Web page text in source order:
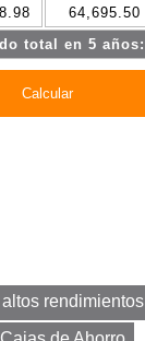
altos rendimientos